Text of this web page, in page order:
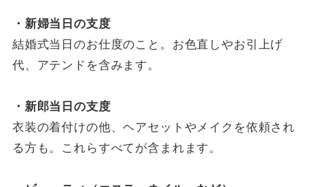
・新婦当日の支度
結婚式当日のお仕度のこと。お色直しやお引上げ
代、アテンドを含みます。
・新郎当日の支度
衣装の着付けの他、ヘアセットやメイクを依頼され
る方も。これらすべてが含まれます。